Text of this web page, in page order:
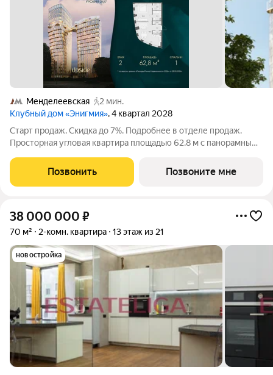
Менделеевская
2 мин.
Клубный дом «Энигмия», 4 квартал 2028
Старт продаж. Скидка до 7%. Подробнее в отделе продаж.
Просторная угловая квартира площадью 62.8 м с панорамными
Продуманная планировка с мастер-спальней и гардеробной с
окном. ЭНИГМИЯ
Позвонить Позвоните мне
38 000 000 ₽
70 м² 2-комн. квартира 13 этаж из 21
новостройка